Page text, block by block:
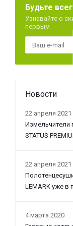
Будьте
Узнавайте о
первым
Новости
22 апреля 2021
Измельчители
STATUS
22 апреля 2021
LEMARK уже в
4 марта 2020